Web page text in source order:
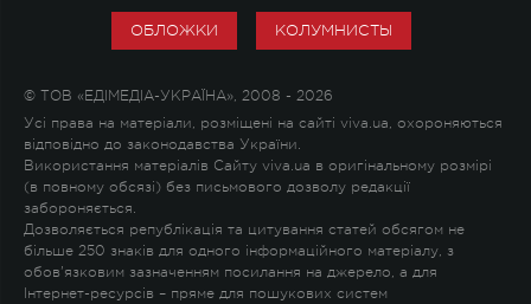
ОБЛОЖКИ КОЛУМНИСТЫ
© ТОВ «ЕДІМЕДІА-УКРАЇНА», 2008 - 2026
Усі права на матеріали, розміщені на сайті viva.ua, охороняються
відповідно до законодавства України.
Використання матеріалів Сайту viva.ua в оригінальному розмірі
(в повному обсязі) без письмового дозволу редакції
забороняється.
Дозволяється републікація та цитування статей обсягом не
більше 250 знаків для одного інформаційного матеріалу, з
обов'язковим зазначенням посилання на джерело, а для
Інтернет-ресурсів – пряме для пошукових систем